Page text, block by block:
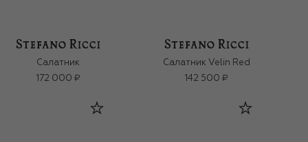
Салатник
172 000 ₽
Салатник Velin Red
142 500 ₽